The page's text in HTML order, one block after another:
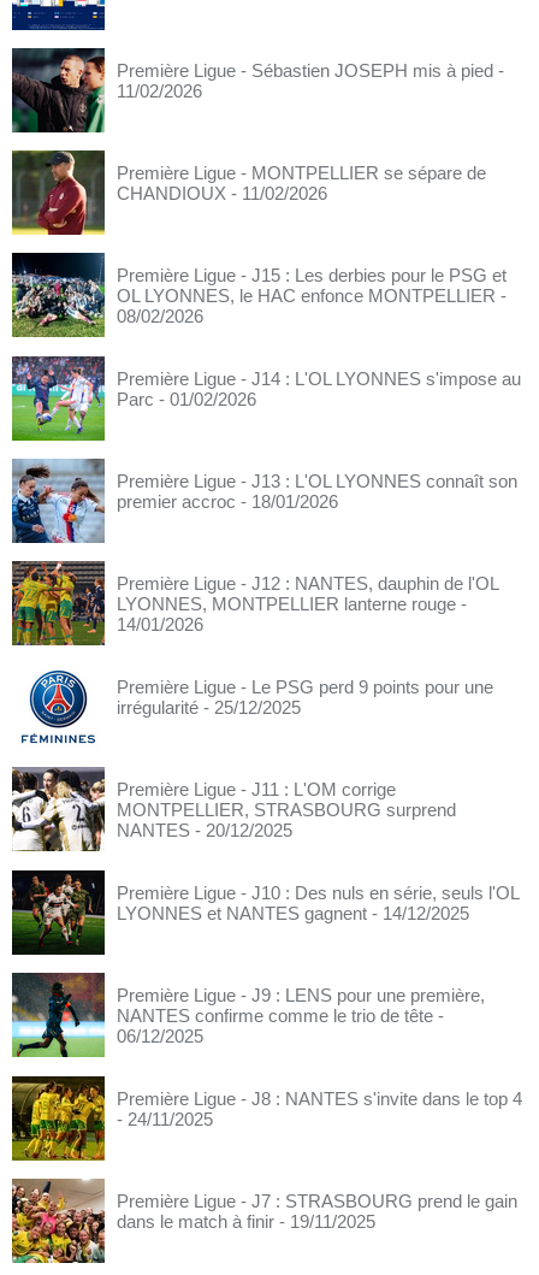
Première Ligue - Sébastien JOSEPH mis à pied -
11/02/2026
Première Ligue - MONTPELLIER se sépare de
CHANDIOUX - 11/02/2026
Première Ligue - J15 : Les derbies pour le PSG et
OL LYONNES, le HAC enfonce MONTPELLIER -
08/02/2026
Première Ligue - J14 : L'OL LYONNES s'impose au
Parc - 01/02/2026
Première Ligue - J13 : L'OL LYONNES connaît son
premier accroc - 18/01/2026
Première Ligue - J12 : NANTES, dauphin de l'OL
LYONNES, MONTPELLIER lanterne rouge -
14/01/2026
Première Ligue - Le PSG perd 9 points pour une
irrégularité - 25/12/2025
Première Ligue - J11 : L'OM corrige
MONTPELLIER, STRASBOURG surprend
NANTES - 20/12/2025
Première Ligue - J10 : Des nuls en série, seuls l'OL
LYONNES et NANTES gagnent - 14/12/2025
Première Ligue - J9 : LENS pour une première,
NANTES confirme comme le trio de tête -
06/12/2025
Première Ligue - J8 : NANTES s'invite dans le top 4
- 24/11/2025
Première Ligue - J7 : STRASBOURG prend le gain
dans le match à finir - 19/11/2025